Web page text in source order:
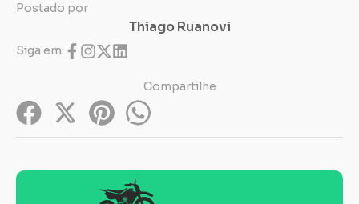
Postado por
Thiago Ruanovi
Siga em:
Compartilhe